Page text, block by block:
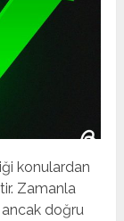
konulardan
Zamanla
ancak doğru